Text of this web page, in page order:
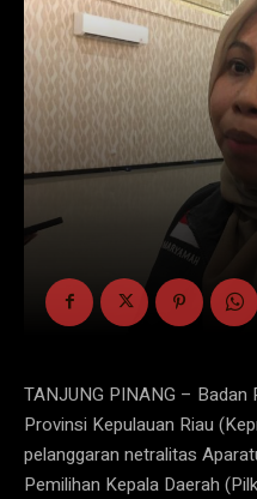
TANJUNG PINANG –
Provinsi Kepulauan Riau
pelanggaran netralitas
Pemilihan Kepala Daerah